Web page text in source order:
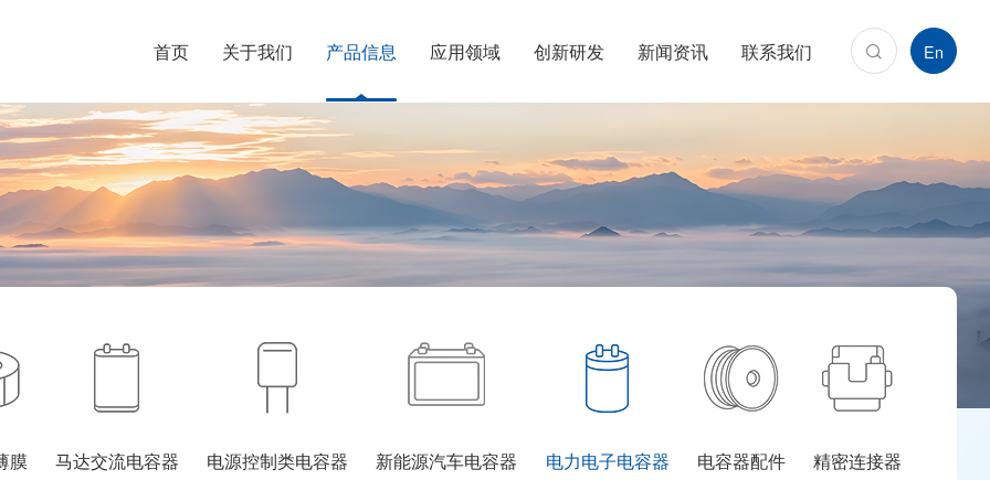
首页 关于我们 产品信息 应用领域 创新研发 新闻资讯 联系我们 En
膜 马达交流电容器 电源控制类电容器 新能源汽车电容器 电力电子电容器 电容器配件 精密连接器